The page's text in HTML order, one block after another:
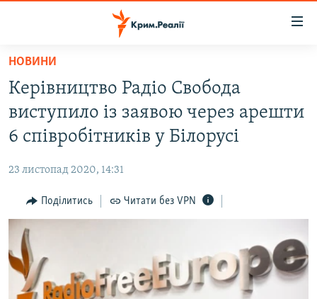
Перейти
основного
матеріалу
Перейти
до
основної
Перейти
до
пошуку
ВОДА.КРИМ
ВІДЕО ТА ФОТО
БЛОГИ
ПОГЛЯД
ІНТЕРВ'Ю
ВСЕ ЗА ДЕНЬ
СПЕЦПРОЕКТИ
НОВИНИ
Керівництво Радіо Свобода
виступило із заявою через арешти
6 співробітників у Білорусі
23 листопад 2020, 14:31
Поділитись Читати без VPN